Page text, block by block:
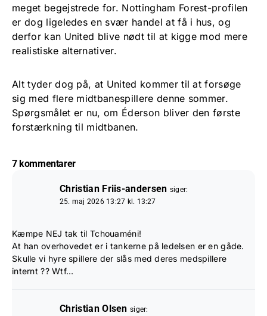
meget begejstrede for. Nottingham Forest-profilen
er dog ligeledes en svær handel at få i hus, og
derfor kan United blive nødt til at kigge mod mere
realistiske alternativer.
Alt tyder dog på, at United kommer til at forsøge
sig med flere midtbanespillere denne sommer.
Spørgsmålet er nu, om Éderson bliver den første
forstærkning til midtbanen.
7 kommentarer
Christian Friis-andersen siger:
25. maj 2026 13:27 kl. 13:27
Kæmpe NEJ tak til Tchouaméni!
At han overhovedet er i tankerne på ledelsen er en gåde.
Skulle vi hyre spillere der slås med deres medspillere
internt ?? Wtf…
Christian Olsen siger: